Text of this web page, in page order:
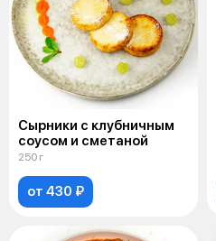
Сырники с клубничным
соусом и сметаной
250 г
от 430 ₽